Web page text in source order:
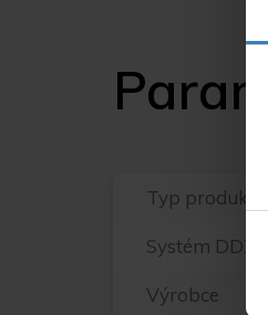
Typ produktu
Systém DDZ
Výrobce